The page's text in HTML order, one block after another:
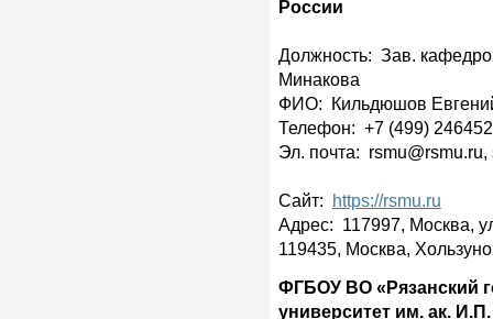
России
Должность: Зав.
Минакова
ФИО: Кильдюшов
Телефон: +7 (499)
Эл. почта:
Сайт: https://rsmu.ru
Адрес: 117997, Москва,
119435, Москва,
ФГБОУ ВО «Рязанский
университет им. ак.